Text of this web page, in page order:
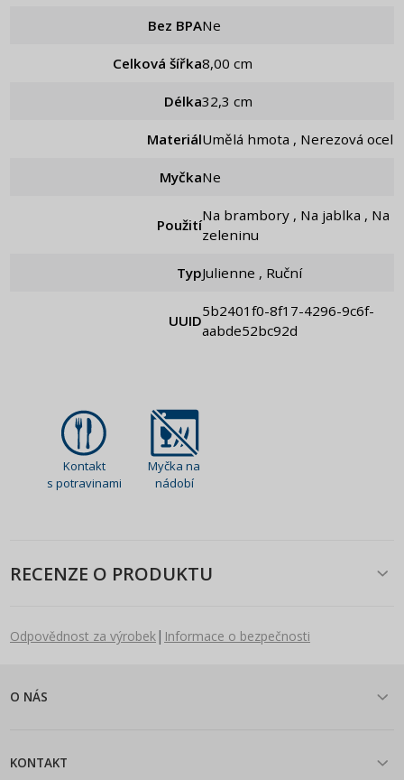
Bez BPA Ne
Celková šířka 8,00 cm
Délka 32,3 cm
Materiál Umělá hmota , Nerezová ocel
Myčka Ne
Použití
Na brambory , Na jablka , Na
zeleninu
Typ Julienne , Ruční
UUID
5b2401f0-8f17-4296-9c6f-
aabde52bc92d
Kontakt
s potravinami
Myčka na
nádobí
RECENZE O PRODUKTU
Odpovědnost za výrobek| Informace o bezpečnosti
O NÁS
KONTAKT